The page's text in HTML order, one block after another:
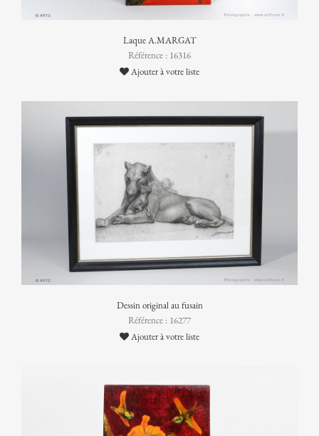
Laque A.MARGAT
Référence : 16316
Ajouter à votre liste
Dessin original au fusain
Référence : 16277
Ajouter à votre liste